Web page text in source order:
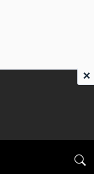
×